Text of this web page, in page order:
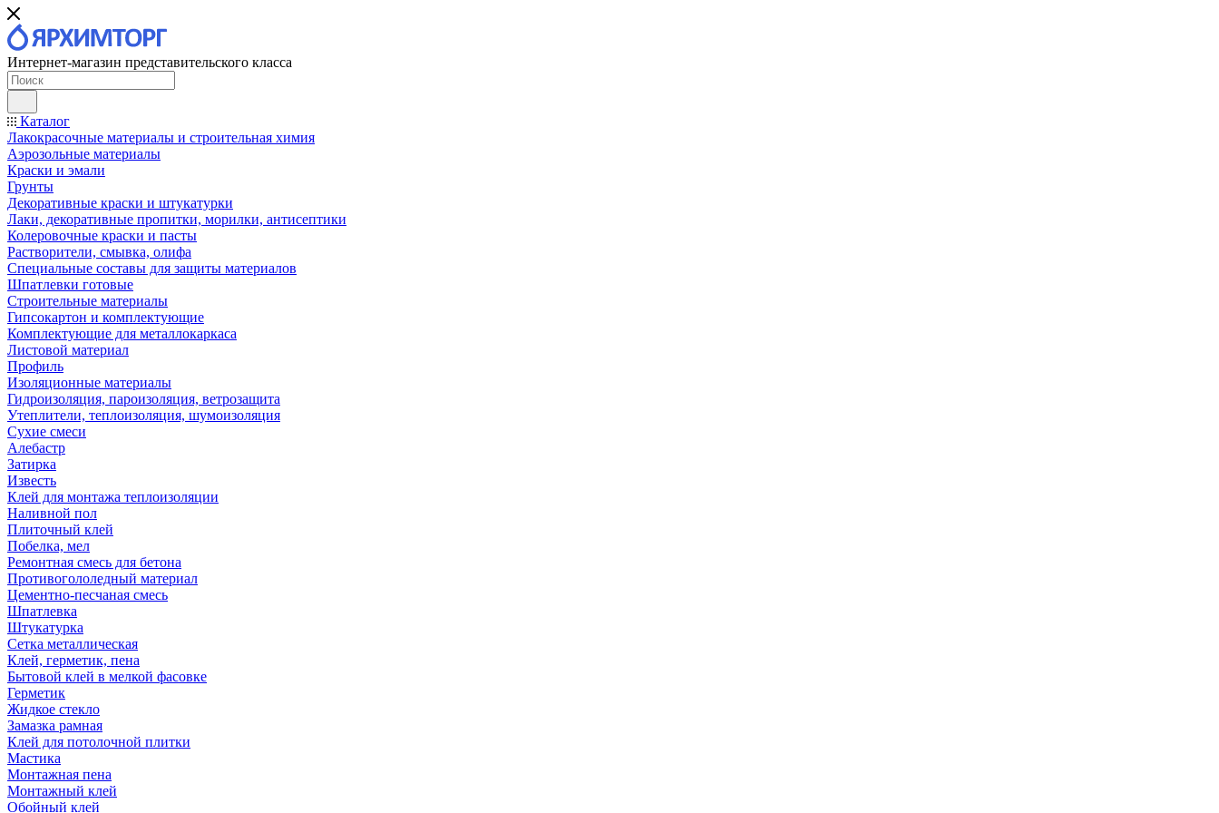
Интернет-магазин представительского класса
Каталог
Лакокрасочные материалы и строительная химия
Аэрозольные материалы
Краски и эмали
Грунты
Декоративные краски и штукатурки
Лаки, декоративные пропитки, морилки, антисептики
Колеровочные краски и пасты
Растворители, смывка, олифа
Специальные составы для защиты материалов
Шпатлевки готовые
Строительные материалы
Гипсокартон и комплектующие
Комплектующие для металлокаркаса
Листовой материал
Профиль
Изоляционные материалы
Гидроизоляция, пароизоляция, ветрозащита
Утеплители, теплоизоляция, шумоизоляция
Сухие смеси
Алебастр
Затирка
Известь
Клей для монтажа теплоизоляции
Наливной пол
Плиточный клей
Побелка, мел
Ремонтная смесь для бетона
Противогололедный материал
Цементно-песчаная смесь
Шпатлевка
Штукатурка
Сетка металлическая
Клей, герметик, пена
Бытовой клей в мелкой фасовке
Герметик
Жидкое стекло
Замазка рамная
Клей для потолочной плитки
Мастика
Монтажная пена
Монтажный клей
Обойный клей